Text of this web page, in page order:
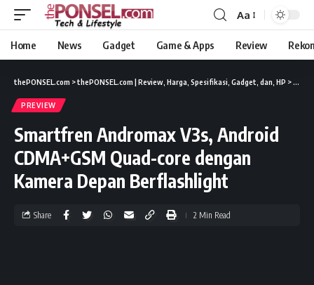
Aa
Home News Gadget Game & Apps Review
thePONSEL.com >thePONSEL.com | Review, Harga, Spesifikasi, Gadget, dan, HP >
PREVIEW
Smartfren Andromax V3s, Android
CDMA+GSM Quad-core dengan
Kamera Depan Berflashlight
Share 2 Min Read